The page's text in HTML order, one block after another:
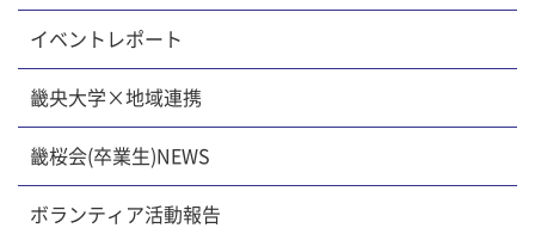
イベントレポート
畿央大学×地域連携
畿桜会(卒業生)NEWS
ボランティア活動報告